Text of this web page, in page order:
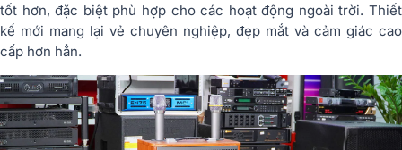
tốt hơn, đặc biệt phù hợp cho các hoạt động ngoài trời. Thiết
kế mới mang lại vẻ chuyên nghiệp, đẹp mắt và cảm giác cao
cấp hơn hẳn.